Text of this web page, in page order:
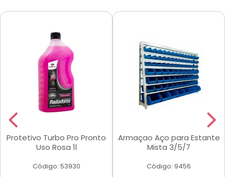
Protetivo Turbo Pro Pronto
Uso Rosa 1l
Código: 53930
Armaçao Aço para Estante
Mista 3/5/7
Código: 9456